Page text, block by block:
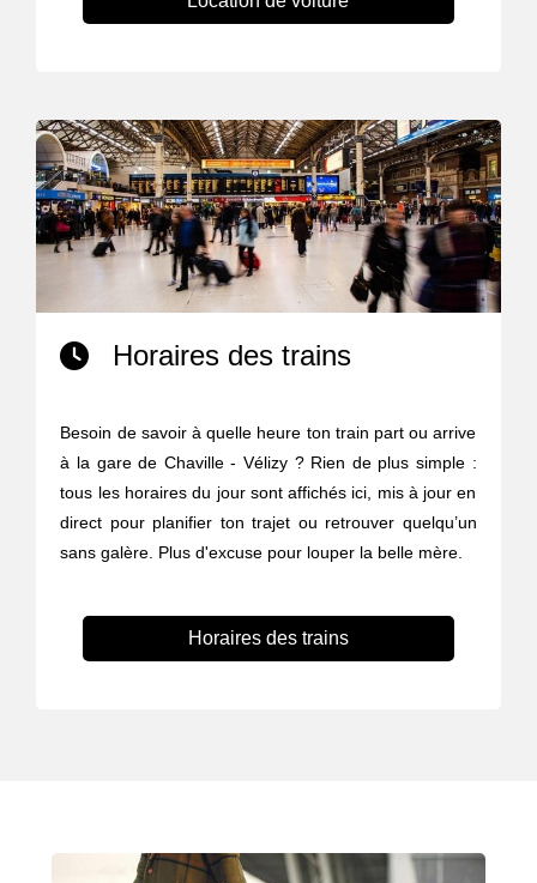
Horaires des trains
Besoin de savoir à quelle heure ton train part ou arrive
à la gare de Chaville - Vélizy ? Rien de plus simple :
tous les horaires du jour sont affichés ici, mis à jour en
direct pour planifier ton trajet ou retrouver quelqu’un
sans galère. Plus d'excuse pour louper la belle mère.
Horaires des trains